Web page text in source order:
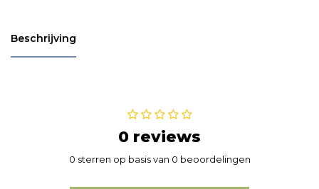
Beschrijving
0 reviews
0 sterren op basis van 0 beoordelingen